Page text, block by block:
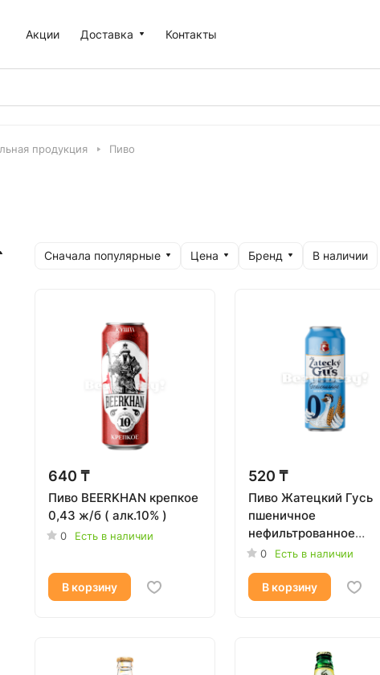
Акции Доставка Контакты
продукция Пиво
Сначала популярные Цена Бренд В наличии
640 ₸
Пиво BEERKHAN крепкое
0,43 ж/б ( алк.10% )
0 Есть в наличии
В корзину
520 ₸
Пиво Жатецкий Гусь
пшеничное
нефильтрованное
безалкогольное 0,43л
0 Есть в наличии
В корзину